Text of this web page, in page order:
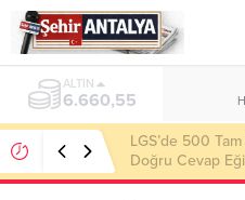
ALTIN
6.660,55
LGS’de 500
Doğru Cevap